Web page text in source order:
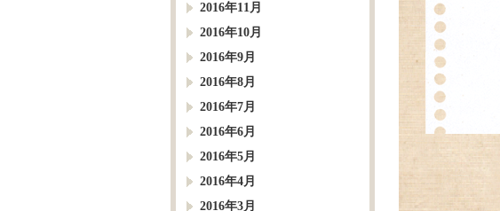
2016年11月
2016年10月
2016年9月
2016年8月
2016年7月
2016年6月
2016年5月
2016年4月
2016年3月